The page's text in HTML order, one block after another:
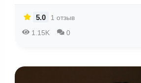
1.15K 0
5.0 1 отзыв